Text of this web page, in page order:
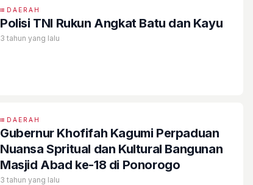
DAERAH
Polisi TNI Rukun Angkat Batu dan Kayu
3 tahun yang lalu
DAERAH
Gubernur Khofifah Kagumi Perpaduan
Nuansa Spritual dan Kultural Bangunan
Masjid Abad ke-18 di Ponorogo
3 tahun yang lalu